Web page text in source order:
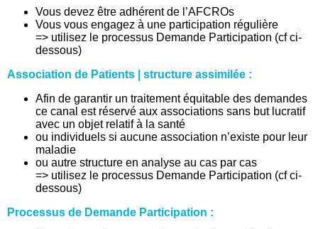
Vous devez être adhérent de l’AFCROs
Vous vous engagez à une participation régulière
=> utilisez le processus Demande Participation (cf ci-
dessous)
Association de Patients | structure assimilée :
Afin de garantir un traitement équitable des demandes
ce canal est réservé aux associations sans but lucratif
avec un objet relatif à la santé
ou individuels si aucune association n’existe pour leur
maladie
ou autre structure en analyse au cas par cas
=> utilisez le processus Demande Participation (cf ci-
dessous)
Processus de Demande Participation :